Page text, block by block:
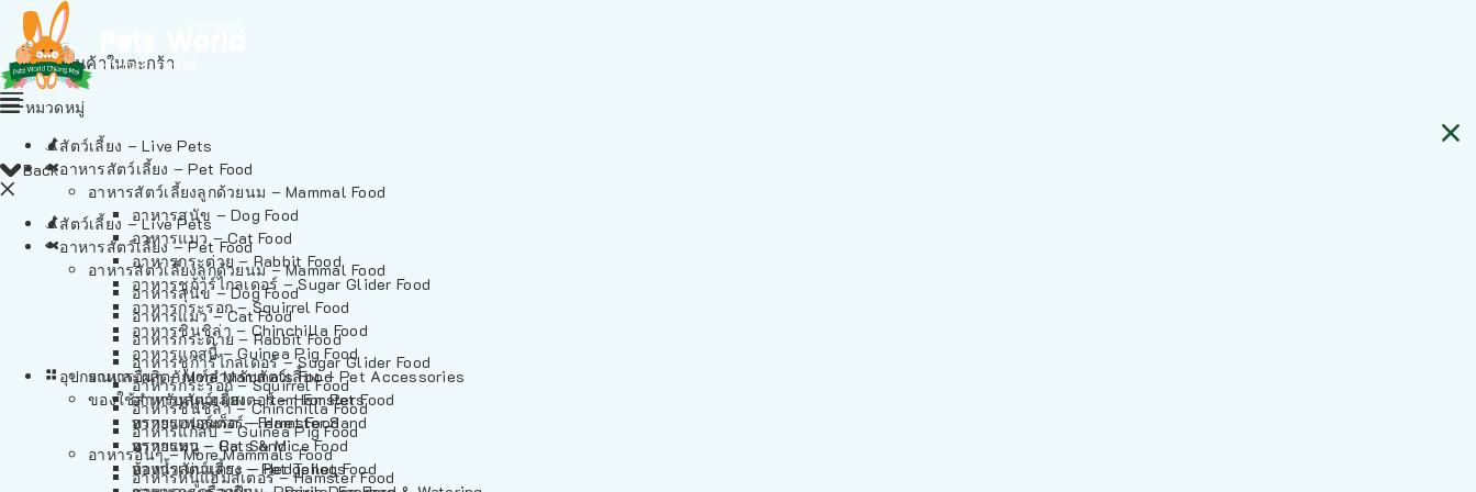
ไม่มีสินค้าในตะกร้า
Back
สัตว์เลี้ยง – Live Pets
อาหารสัตว์เลี้ยง – Pet Food
อาหารสัตว์เลี้ยงลูกด้วยนม – Mammal Food
อาหารสุนัข – Dog Food
อาหารแมว – Cat Food
อาหารกระต่าย – Rabbit Food
อาหารชูก้าร์ไกลเดอร์ – Sugar Glider Food
อาหารกระรอก – Squirrel Food
อาหารชินชิล่า – Chinchilla Food
อาหารแกสบี้ – Guinea Pig Food
อาหารอื่นๆ – More Mammals Food
อาหารหนูแฮมสเตอร์ – Hamster Food
หมวดหมู่
สัตว์เลี้ยง – Live Pets
อาหารสัตว์เลี้ยง – Pet Food
อาหารสัตว์เลี้ยงลูกด้วยนม – Mammal Food
อาหารสุนัข – Dog Food
อาหารแมว – Cat Food
อาหารกระต่าย – Rabbit Food
อาหารชูก้าร์ไกลเดอร์ – Sugar Glider Food
อาหารกระรอก – Squirrel Food
อาหารชินชิล่า – Chinchilla Food
อาหารแกสบี้ – Guinea Pig Food
อาหารอื่นๆ – More Mammals Food
อาหารหนูแฮมสเตอร์ – Hamster Food
อาหารเฟอร์เร็ต – Ferret Food
อาหารหนู – Rats & Mice Food
อาหารเม่นแคระ – Hedgehog Food
อุปกรณและผลิตภัณฑ์สำหรับสัตว์เลี้ยง – Pet Accessories
ของใช้สำหรับสัตว์เลี้ยง – Item For Pets
ทรายแฮมสเตอร์ – Hamster Sand
ทรายแมว – Cat Sand
ห้องน้ำสัตว์เลี้ยง – Pet Toilets